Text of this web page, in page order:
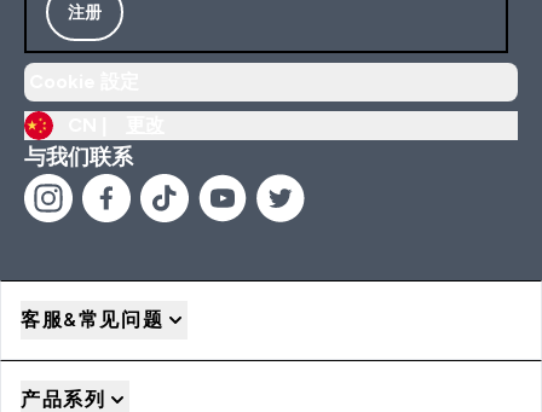
注册
与我们联系
客服&常见问题
产品系列